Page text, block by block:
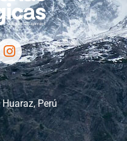
Perú